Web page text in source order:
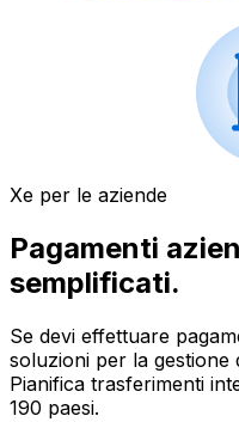
Xe per le aziende
Pagamenti
semplificati.
Se devi effettuare
soluzioni per la gestione
Pianifica trasferimenti
190 paesi.